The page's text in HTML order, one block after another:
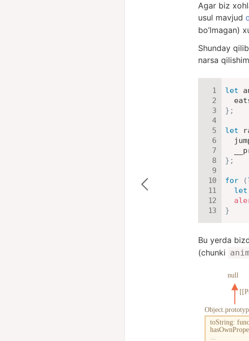
Agar biz
usul mavjud
bo’lmagan)
Shunday
narsa
let
} ;
let
} ;
for (
let
}
Bu yerda
(chunki